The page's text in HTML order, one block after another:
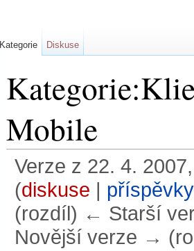
Mobile
Verze z 22. 4.
(diskuse | příspěvky
(rozdíl) ← Starší
Novější verze →
Kategorie Diskuse